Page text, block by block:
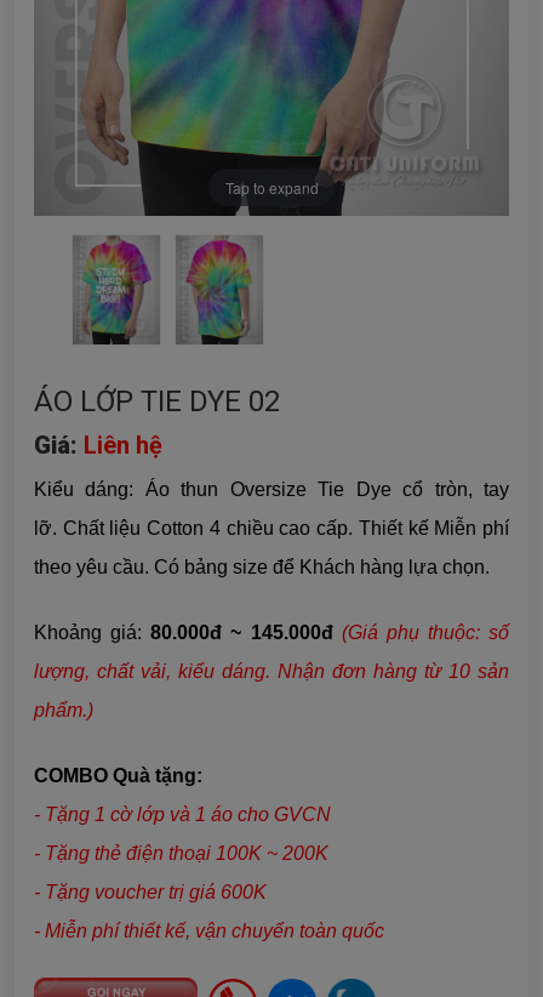
Tap to expand
ÁO LỚP TIE DYE 02
Giá: Liên hệ
Kiểu dáng: Áo thun Oversize Tie Dye cổ tròn, tay
lỡ. Chất liệu Cotton 4 chiều cao cấp. Thiết kế Miễn phí
theo yêu cầu. Có bảng size để Khách hàng lựa chọn.
Khoảng giá:80.000đ ~ 145.000đ (Giá phụ thuộc: số
lượng, chất vải, kiểu dáng. Nhận đơn hàng từ 10 sản
phẩm.)
COMBO Quà tặng:
- Tặng 1 cờ lớp và 1 áo cho GVCN
- Tặng thẻ điện thoại 100K ~ 200K
- Tặng voucher trị giá 600K
- Miễn phí thiết kế, vận chuyển toàn quốc